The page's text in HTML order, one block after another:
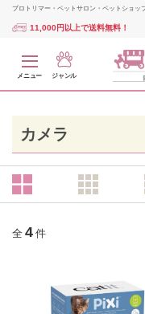
プロトリマー・ペットサロン・ペットショッ
11,000円以上で送料無料！
メニュー ジャンル
カメラ
全 4 件